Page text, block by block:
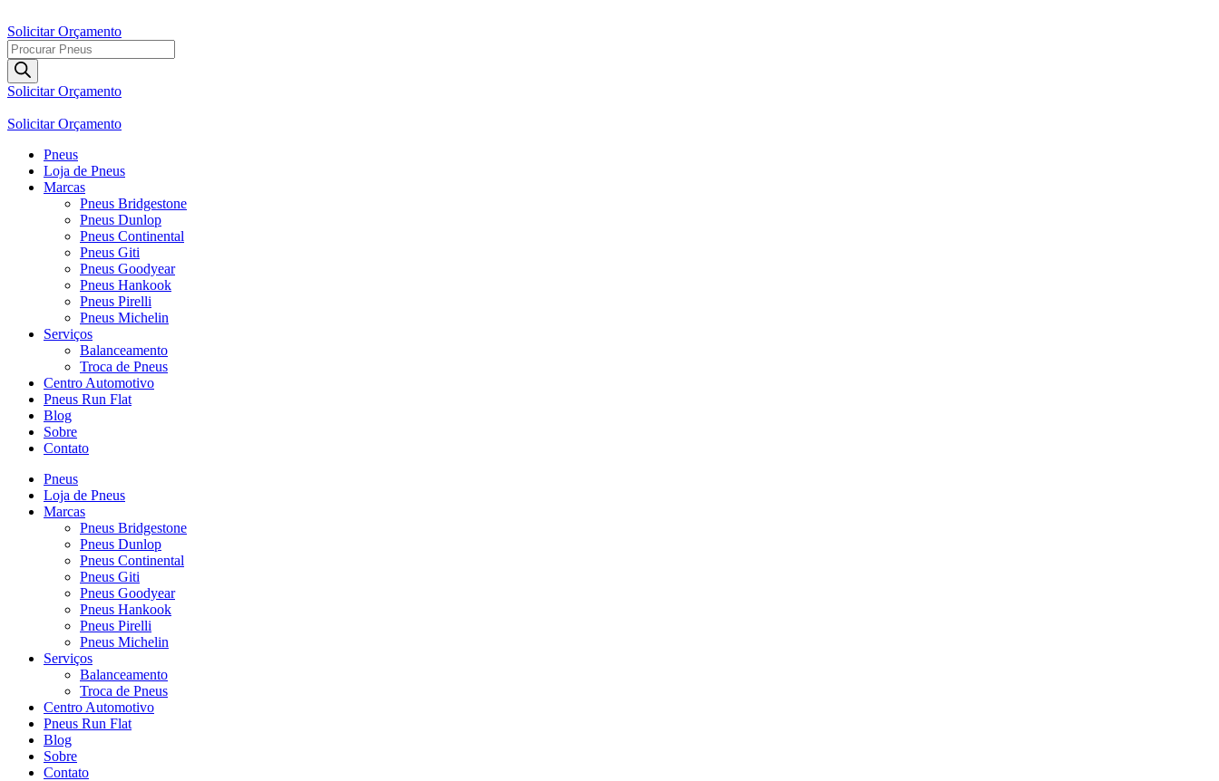
para
o
conteúdo
Solicitar Orçamento
Pesquisar
produtos
Solicitar Orçamento
Solicitar Orçamento
Pneus
Loja de Pneus
Marcas
Pneus Bridgestone
Pneus Dunlop
Pneus Continental
Pneus Giti
Pneus Goodyear
Pneus Hankook
Pneus Pirelli
Pneus Michelin
Serviços
Balanceamento
Troca de Pneus
Centro Automotivo
Pneus Run Flat
Blog
Sobre
Contato
Pneus
Loja de Pneus
Marcas
Pneus Bridgestone
Pneus Dunlop
Pneus Continental
Pneus Giti
Pneus Goodyear
Pneus Hankook
Pneus Pirelli
Pneus Michelin
Serviços
Balanceamento
Troca de Pneus
Centro Automotivo
Pneus Run Flat
Blog
Sobre
Contato